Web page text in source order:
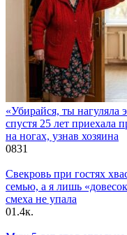
«Убирайся, ты нагуляла
спустя 25 лет приехала
на ногах, узнав хозяина
0831
Свекровь при гостях
семью, а я лишь
смеха не упала
01.4к.